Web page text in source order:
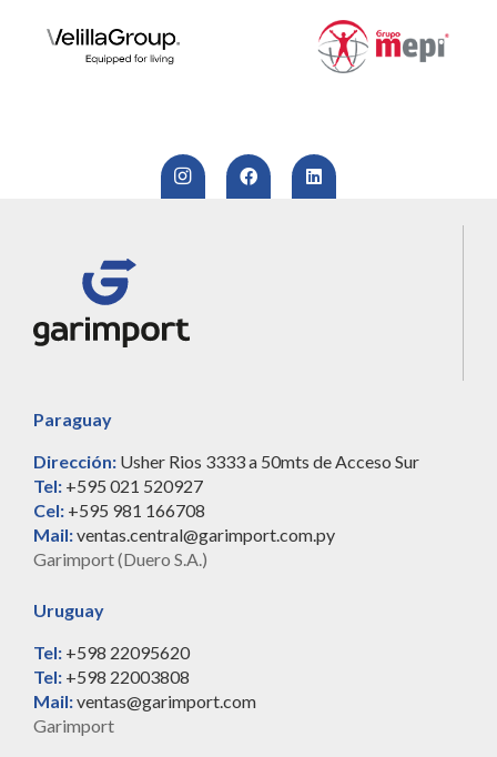
Paraguay
Dirección: Usher Rios 3333 a 50mts de Acceso Sur
Tel: +595 021 520927
Cel: +595 981 166708
Mail:ventas.central@garimport.com.py
Garimport (Duero S.A.)
Uruguay
Tel: +598 22095620
Tel: +598 22003808
Mail:ventas@garimport.com
Garimport